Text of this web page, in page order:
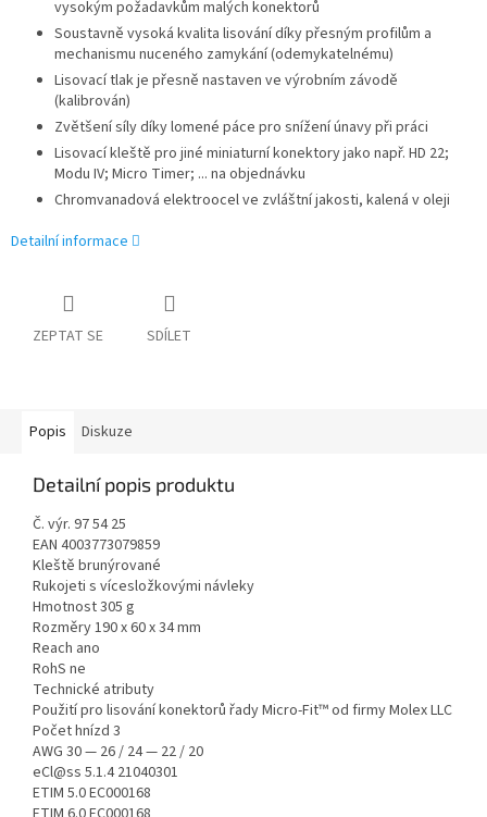
vysokým požadavkům malých konektorů
Soustavně vysoká kvalita lisování díky přesným profilům a
mechanismu nuceného zamykání (odemykatelnému)
Lisovací tlak je přesně nastaven ve výrobním závodě
(kalibrován)
Zvětšení síly díky lomené páce pro snížení únavy při práci
Lisovací kleště pro jiné miniaturní konektory jako např. HD 22;
Modu IV; Micro Timer; ... na objednávku
Chromvanadová elektroocel ve zvláštní jakosti, kalená v oleji
Detailní informace
ZEPTAT SE SDÍLET
Popis Diskuze
Detailní popis produktu
Č. výr. 97 54 25
EAN 4003773079859
Kleště brunýrované
Rukojeti s vícesložkovými návleky
Hmotnost 305 g
Rozměry 190 x 60 x 34 mm
Reach ano
RohS ne
Technické atributy
Použití pro lisování konektorů řady Micro-Fit™ od firmy Molex LLC
Počet hnízd 3
AWG 30 — 26 / 24 — 22 / 20
eCl@ss 5.1.4 21040301
ETIM 5.0 EC000168